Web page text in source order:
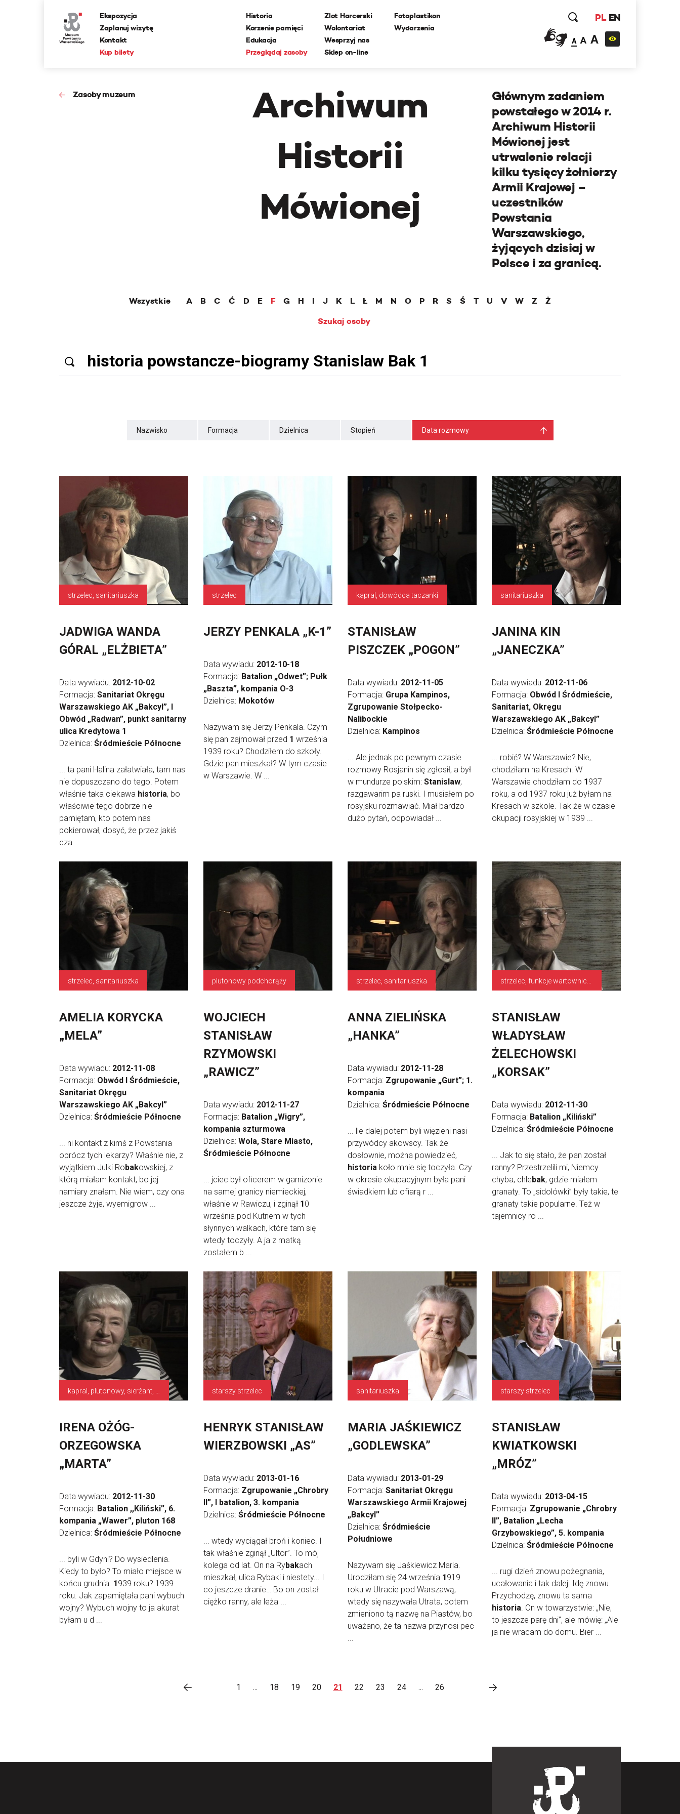
Ekspozycja
Zaplanuj wizytę
Kontakt
Kup bilety
Historia
Korzenie pamięci
Edukacja
Przeglądaj zasoby
Zlot Harcerski
Wolontariat
Wesprzyj nas
Sklep on-line
Fotoplastikon
Wydarzenia
PL EN
A A A
Zasoby muzeum
Archiwum
Historii
Mówionej
Głównym zadaniem
powstałego w 2014 r.
Archiwum Historii
Mówionej jest
utrwalenie relacji
kilku tysięcy żołnierzy
Armii Krajowej –
uczestników
Powstania
Warszawskiego,
żyjących dzisiaj w
Polsce i za granicą.
Wszystkie A B C Ć D E F G H I J K L Ł M N O P R S Ś T U V W Z
Ż
Szukaj osoby
Nazwisko Formacja Dzielnica Stopień Data rozmowy
strzelec, sanitariuszka
JADWIGA WANDA
GÓRAL „ELŻBIETA”
Data wywiadu: 2012-10-02
Formacja: Sanitariat Okręgu
Warszawskiego AK „Bakcyl”, I
Obwód „Radwan”, punkt sanitarny
ulica Kredytowa 1
Dzielnica: Śródmieście Północne
... ta pani Halina załatwiała, tam nas
nie dopuszczano do tego. Potem
właśnie taka ciekawa historia, bo
właściwie tego dobrze nie
pamiętam, kto potem nas
pokierował, dosyć, że przez jakiś
cza ...
strzelec
JERZY PENKALA „K-1”
Data wywiadu: 2012-10-18
Formacja: Batalion „Odwet”; Pułk
„Baszta”, kompania O-3
Dzielnica: Mokotów
Nazywam się Jerzy Penkala. Czym
się pan zajmował przed 1 września
1939 roku? Chodziłem do szkoły.
Gdzie pan mieszkał? W tym czasie
w Warszawie. W ...
kapral, dowódca taczanki
STANISŁAW
PISZCZEK „POGON”
Data wywiadu: 2012-11-05
Formacja: Grupa Kampinos,
Zgrupowanie Stołpecko-
Nalibockie
Dzielnica: Kampinos
... Ale jednak po pewnym czasie
rozmowy Rosjanin się zgłosił, a był
w mundurze polskim: Stanislaw,
razgawarim pa ruski. I musiałem po
rosyjsku rozmawiać. Miał bardzo
dużo pytań, odpowiadał ...
sanitariuszka
JANINA KIN
„JANECZKA”
Data wywiadu: 2012-11-06
Formacja: Obwód I Śródmieście,
Sanitariat, Okręgu
Warszawskiego AK „Bakcyl”
Dzielnica: Śródmieście Północne
... robić? W Warszawie? Nie,
chodziłam na Kresach. W
Warszawie chodziłam do 1937
roku, a od 1937 roku już byłam na
Kresach w szkole. Tak że w czasie
okupacji rosyjskiej w 1939 ...
strzelec, sanitariuszka
AMELIA KORYCKA
„MELA”
Data wywiadu: 2012-11-08
Formacja: Obwód I Śródmieście,
Sanitariat Okręgu
Warszawskiego AK „Bakcyl”
Dzielnica: Śródmieście Północne
... ni kontakt z kimś z Powstania
oprócz tych lekarzy? Właśnie nie, z
wyjątkiem Julki Robakowskiej, z
którą miałam kontakt, bo jej
namiary znałam. Nie wiem, czy ona
jeszcze żyje, wyemigrow ...
plutonowy podchorąży
WOJCIECH
STANISŁAW
RZYMOWSKI
„RAWICZ”
Data wywiadu: 2012-11-27
Formacja: Batalion „Wigry”,
kompania szturmowa
Dzielnica: Wola, Stare Miasto,
Śródmieście Północne
... jciec był oficerem w garnizonie
na samej granicy niemieckiej,
właśnie w Rawiczu, i zginął 10
września pod Kutnem w tych
słynnych walkach, które tam się
wtedy toczyły. A ja z matką
zostałem b ...
strzelec, sanitariuszka
ANNA ZIELIŃSKA
„HANKA”
Data wywiadu: 2012-11-28
Formacja: Zgrupowanie „Gurt”; 1.
kompania
Dzielnica: Śródmieście Północne
... lle dalej potem byli więzieni nasi
przywódcy akowscy. Tak że
dosłownie, można powiedzieć,
historia koło mnie się toczyła. Czy
w okresie okupacyjnym była pani
świadkiem lub ofiarą r ...
STANISŁAW
WŁADYSŁAW
ŻELECHOWSKI
„KORSAK”
Data wywiadu: 2012-11-30
Formacja: Batalion „Kiliński”
Dzielnica: Śródmieście Północne
... Jak to się stało, że pan został
ranny? Przestrzelili mi, Niemcy
chyba, chlebak, gdzie miałem
granaty. To „sidolówki” były takie, te
granaty takie popularne. Też w
tajemnicy ro ...
IRENA OŻÓG-
ORZEGOWSKA
„MARTA”
Data wywiadu: 2012-11-30
Formacja: Batalion ,,Kiliński”, 6.
kompania „Wawer”, pluton 168
Dzielnica: Śródmieście Północne
... byli w Gdyni? Do wysiedlenia.
Kiedy to było? To miało miejsce w
końcu grudnia. 1939 roku? 1939
roku. Jak zapamiętała pani wybuch
wojny? Wybuch wojny to ja akurat
byłam u d ...
starszy strzelec
HENRYK STANISŁAW
WIERZBOWSKI „AS”
Data wywiadu: 2013-01-16
Formacja: Zgrupowanie „Chrobry
II”, I batalion, 3. kompania
Dzielnica: Śródmieście Północne
... wtedy wyciągał broń i koniec. I
tak właśnie zginął „Ultor”. To mój
kolega od lat. On na Rybakach
mieszkał, ulica Rybaki i niestety... I
co jeszcze dranie… Bo on został
ciężko ranny, ale leża ...
sanitariuszka
MARIA JAŚKIEWICZ
„GODLEWSKA”
Data wywiadu: 2013-01-29
Formacja: Sanitariat Okręgu
Warszawskiego Armii Krajowej
„Bakcyl”
Dzielnica: Śródmieście
Południowe
Nazywam się Jaśkiewicz Maria.
Urodziłam się 24 września 1919
roku w Utracie pod Warszawą,
wtedy się nazywała Utrata, potem
zmieniono tą nazwę na Piastów, bo
uważano, że ta nazwa przynosi pec
...
starszy strzelec
STANISŁAW
KWIATKOWSKI
„MRÓZ”
Data wywiadu: 2013-04-15
Formacja: Zgrupowanie „Chrobry
II”, Batalion „Lecha
Grzybowskiego”, 5. kompania
Dzielnica: Śródmieście Północne
... rugi dzień znowu pożegnania,
ucałowania i tak dalej. Idę znowu.
Przychodzę, znowu ta sama
historia. On w towarzystwie: „Nie,
to jeszcze parę dni”, ale mówię: „Ale
ja nie wracam do domu. Bier ...
1 ... 18 19 20 21 22 23 24 ... 26